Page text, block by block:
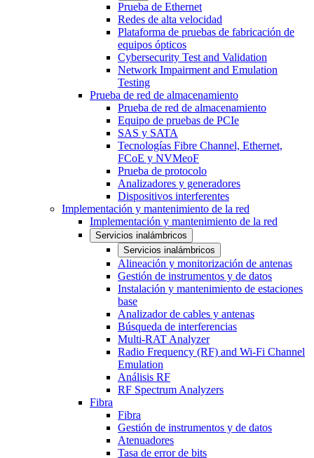
Prueba de Ethernet
Redes de alta velocidad
Plataforma de pruebas de fabricación de
equipos ópticos
Cybersecurity Test and Validation
Network Impairment and Emulation
Testing
Prueba de red de almacenamiento
Prueba de red de almacenamiento
Equipo de pruebas de PCIe
SAS y SATA
Tecnologías Fibre Channel, Ethernet,
FCoE y NVMeoF
Prueba de protocolo
Analizadores y generadores
Dispositivos interferentes
Implementación y mantenimiento de la red
Implementación y mantenimiento de la red
Servicios inalámbricos
Servicios inalámbricos
Alineación y monitorización de antenas
Gestión de instrumentos y de datos
Instalación y mantenimiento de estaciones
base
Analizador de cables y antenas
Búsqueda de interferencias
Multi-RAT Analyzer
Radio Frequency (RF) and Wi-Fi Channel
Emulation
Análisis RF
RF Spectrum Analyzers
Fibra
Fibra
Gestión de instrumentos y de datos
Atenuadores
Tasa de error de bits